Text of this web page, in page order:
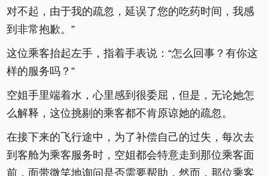
对不起，由于我的疏忽，延误了您的吃药时间，我感
到非常抱歉。”
这位乘客抬起左手，指着手表说：“怎么回事？有你这
样的服务吗？”
空姐手里端着水，心里感到很委屈，但是，无论她怎
么解释，这位挑剔的乘客都不肯原谅她的疏忽。
在接下来的飞行途中，为了补偿自己的过失，每次去
到客舱为乘客服务时，空姐都会特意走到那位乘客面
前，面带微笑地询问是否需要帮助，然而，那位乘客